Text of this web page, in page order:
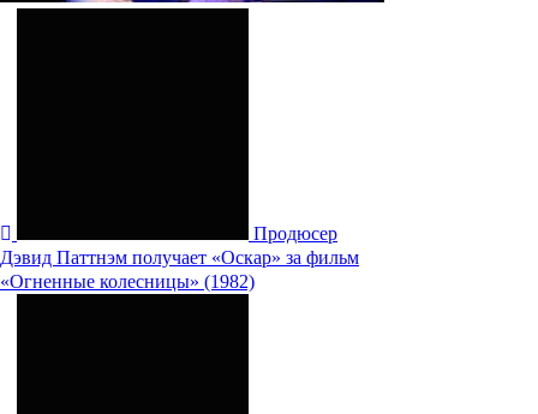
Продюсер
Дэвид Паттнэм получает «Оскар» за фильм
«Огненные колесницы» (1982)